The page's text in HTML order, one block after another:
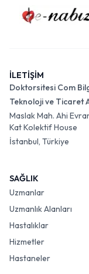
İLETİŞİM
Doktorsitesi Com
Teknoloji ve Ticaret
Maslak Mah. Ahi
Kat Kolektif House
İstanbul, Türkiye
SAĞLIK
Uzmanlar
Uzmanlık Alanları
Hastalıklar
Hizmetler
Hastaneler